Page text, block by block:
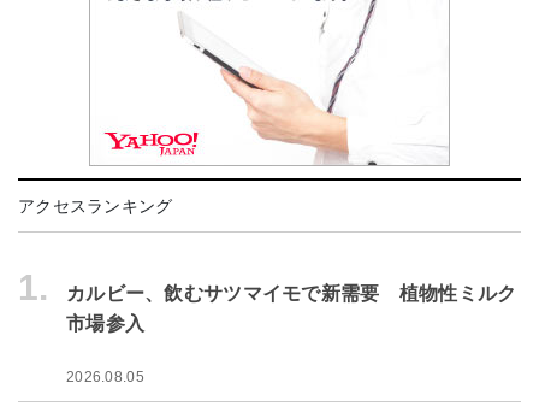
アクセスランキング
1.
カルビー、飲むサツマイモで新需要 植物性ミルク
市場参入
2026.08.05